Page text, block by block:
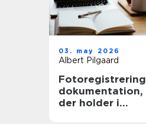
03. may 2026
Albert Pilgaard
Fotoregistrering
dokumentation,
der holder i